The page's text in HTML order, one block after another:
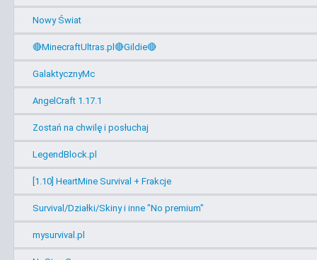
Nowy Świat
🔴MinecraftUltras.pl🔴Gildie🔴
GalaktycznyMc
AngelCraft 1.17.1
Zostań na chwilę i posłuchaj
LegendBlock.pl
[1.10] HeartMine Survival + Frakcje
Survival/Działki/Skiny i inne "No premium"
mysurvival.pl